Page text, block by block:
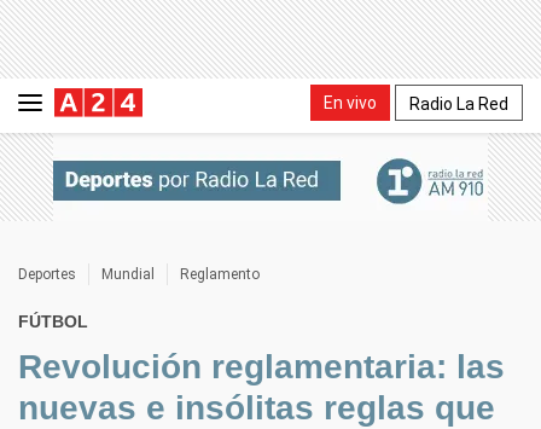
En vivo Radio La Red
Deportes Mundial Reglamento
FÚTBOL
Revolución reglamentaria: las
nuevas e insólitas reglas que